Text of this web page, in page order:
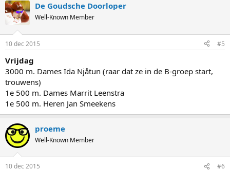
De Goudsche Doorloper
Well-Known Member
10 dec 2015 #5
Vrijdag
3000 m. Dames Ida Njåtun (raar dat ze in de B-groep start,
trouwens)
1e 500 m. Dames Marrit Leenstra
1e 500 m. Heren Jan Smeekens
proeme
Well-Known Member
10 dec 2015 #6